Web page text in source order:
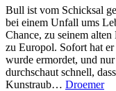
Bull ist vom Schicksal
bei einem Unfall ums
Chance, zu seinem
zu Europol. Sofort hat
wurde ermordet, und
durchschaut schnell,
Kunstraub… Droemer